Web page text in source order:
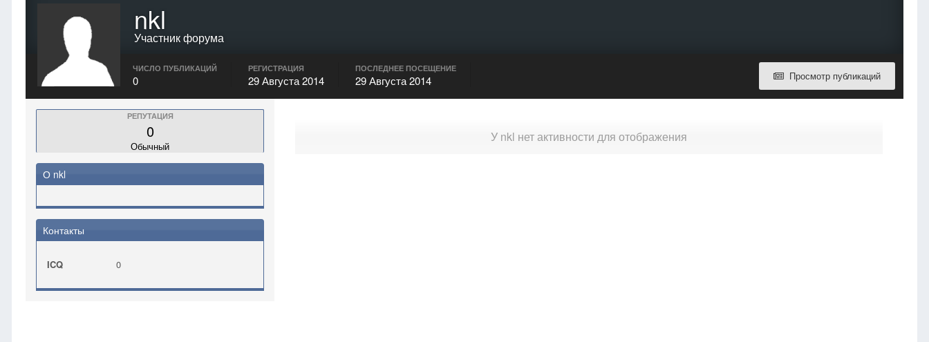
nkl
Участник форума
Просмотр публикаций
ЧИСЛО ПУБЛИКАЦИЙ
0
РЕГИСТРАЦИЯ
29 Августа 2014
ПОСЛЕДНЕЕ ПОСЕЩЕНИЕ
29 Августа 2014
РЕПУТАЦИЯ
0
Обычный
О nkl
Контакты
ICQ 0
У nkl нет активности для отображения